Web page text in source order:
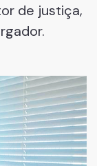
de justiça,